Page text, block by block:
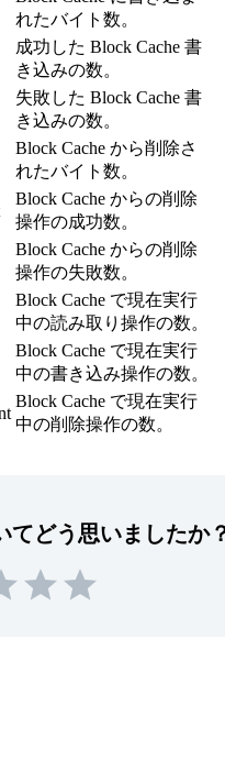
れたバイト数。
成功した Block Cache 書
き込みの数。
失敗した Block Cache 書
き込みの数。
Block Cache から削除さ
れたバイト数。
Block Cache からの削除
操作の成功数。
Block Cache からの削除
操作の失敗数。
Block Cache で現在実行
中の読み取り操作の数。
Block Cache で現在実行
中の書き込み操作の数。
Block Cache で現在実行
中の削除操作の数。
てどう思いましたか